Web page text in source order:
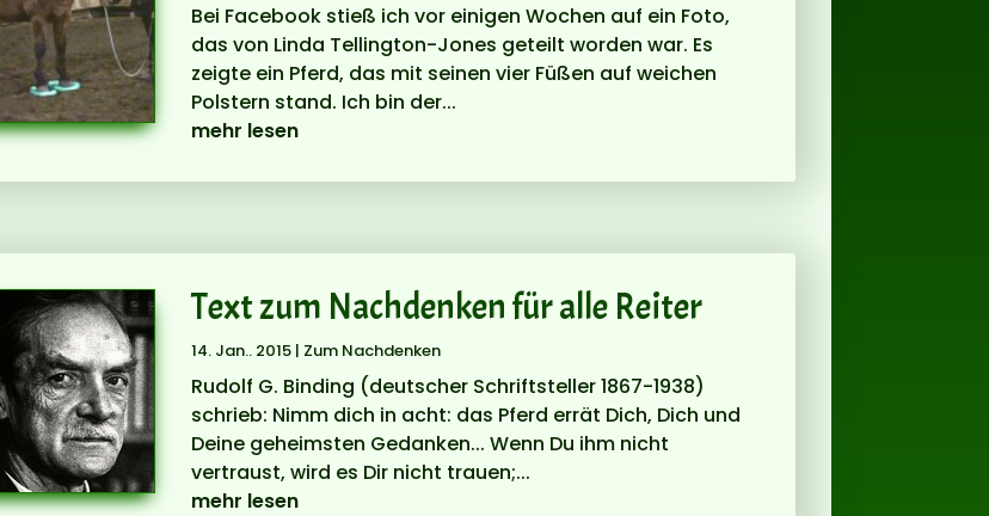
Bei Facebook stieß ich vor einigen Wochen auf ein Foto,
das von Linda Tellington-Jones geteilt worden war. Es
zeigte ein Pferd, das mit seinen vier Füßen auf weichen
Polstern stand. Ich bin der...
mehr lesen
Text zum Nachdenken für alle Reiter
14. Jan.. 2015| Zum Nachdenken
Rudolf G. Binding (deutscher Schriftsteller 1867-1938)
schrieb: Nimm dich in acht: das Pferd errät Dich, Dich und
Deine geheimsten Gedanken... Wenn Du ihm nicht
vertraust, wird es Dir nicht trauen;...
mehr lesen